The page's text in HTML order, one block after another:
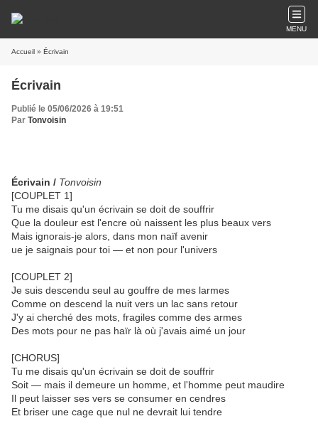
MENU
Accueil » Écrivain
Écrivain
Publié le 05/06/2026 à 19:51
Par Tonvoisin
Écrivain / Tonvoisin
[COUPLET 1]
Tu me disais qu'un écrivain se doit de souffrir
Que la douleur est l'encre où naissent les plus beaux vers
Mais ignorais-je alors, dans mon naïf avenir
ue je saignais pour toi — et non pour l'univers
[COUPLET 2]
Je suis descendu seul au gouffre de mes larmes
Comme on descend la nuit vers un lac sans retour
J'y ai cherché des mots, fragiles comme des armes
Des mots pour ne pas haïr là où j'avais aimé un jour
[CHORUS]
Tu me disais qu'un écrivain se doit de souffrir
Soit — mais il demeure un homme, et l'homme peut maudire
Il peut laisser ses vers se consumer en cendres
Et briser une cage que nul ne devrait lui tendre